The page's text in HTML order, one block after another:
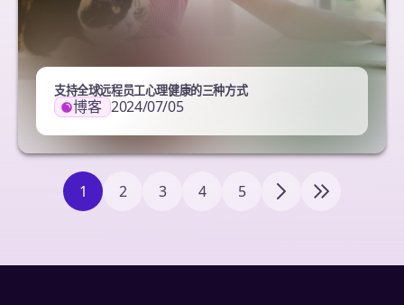
支持全球远程员工心理健康的三种方式
博客 2024/07/05
1 2 3 4 5